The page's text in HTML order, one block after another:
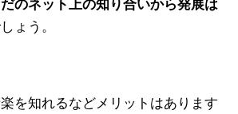
のネット上の知り合いから発展は
ょう。
を知れるなどメリットはあります